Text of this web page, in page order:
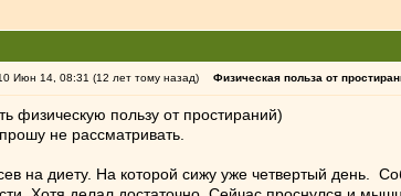
Июн 14, 08:31 (12 лет тому назад) Физическая польза от
физическую пользу от простираний)
не рассматривать.
на диету. На которой сижу уже четвертый день.